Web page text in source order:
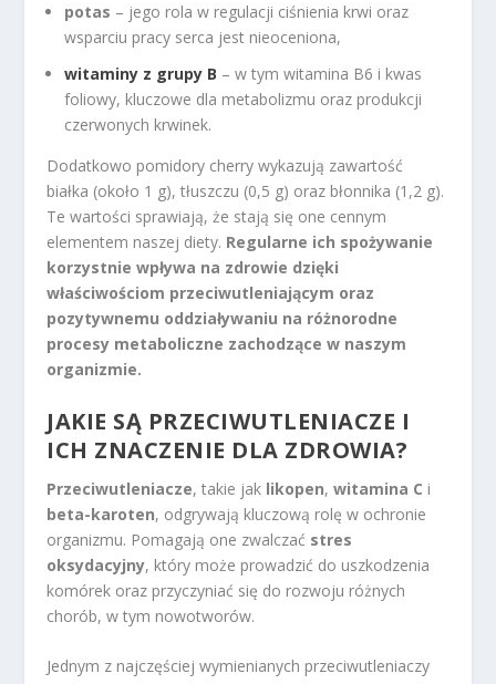
potas – jego rola w regulacji ciśnienia krwi oraz
wsparciu pracy serca jest nieoceniona,
witaminy z grupy B – w tym witamina B6 i kwas
foliowy, kluczowe dla metabolizmu oraz produkcji
czerwonych krwinek.
Dodatkowo pomidory cherry wykazują zawartość
białka (około 1 g), tłuszczu (0,5 g) oraz błonnika (1,2 g).
Te wartości sprawiają, że stają się one cennym
elementem naszej diety. Regularne ich spożywanie
korzystnie wpływa na zdrowie dzięki
właściwościom przeciwutleniającym oraz
pozytywnemu oddziaływaniu na różnorodne
procesy metaboliczne zachodzące w naszym
organizmie.
JAKIE SĄ PRZECIWUTLENIACZE I
ICH ZNACZENIE DLA ZDROWIA?
Przeciwutleniacze, takie jak likopen,witamina C i
beta-karoten, odgrywają kluczową rolę w ochronie
organizmu. Pomagają one zwalczać stres
oksydacyjny, który może prowadzić do uszkodzenia
komórek oraz przyczyniać się do rozwoju różnych
chorób, w tym nowotworów.
Jednym z najczęściej wymienianych przeciwutleniaczy